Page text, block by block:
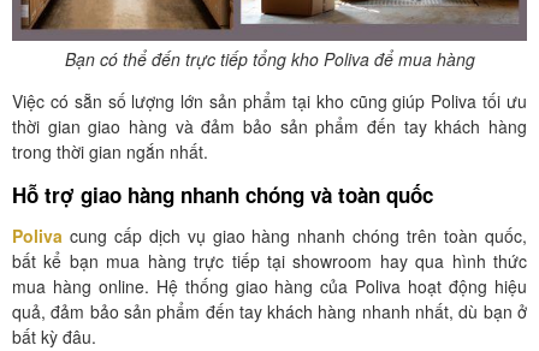
Bạn có thể đến trực tiếp tổng kho Poliva để mua hàng
Việc có sẵn số lượng lớn sản phẩm tại kho cũng giúp Poliva tối ưu
thời gian giao hàng và đảm bảo sản phẩm đến tay khách hàng
trong thời gian ngắn nhất.
Hỗ trợ giao hàng nhanh chóng và toàn quốc
Poliva cung cấp dịch vụ giao hàng nhanh chóng trên toàn quốc,
bất kể bạn mua hàng trực tiếp tại showroom hay qua hình thức
mua hàng online. Hệ thống giao hàng của Poliva hoạt động hiệu
quả, đảm bảo sản phẩm đến tay khách hàng nhanh nhất, dù bạn ở
bất kỳ đâu.